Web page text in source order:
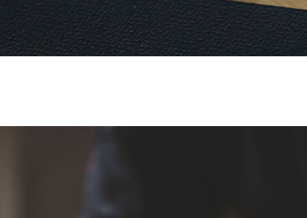
我们的服务
服务项目